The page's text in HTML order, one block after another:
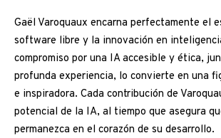
Gaël Varoquaux encarna perfectamente el
software libre y la innovación en
compromiso por una IA accesible y ética,
profunda experiencia, lo convierte en una
e inspiradora. Cada contribución de
potencial de la IA, al tiempo que asegura
permanezca en el corazón de su desarrollo.